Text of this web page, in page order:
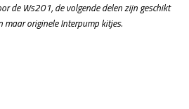
de Ws201, de volgende delen zijn geschikt
maar originele Interpump kitjes.